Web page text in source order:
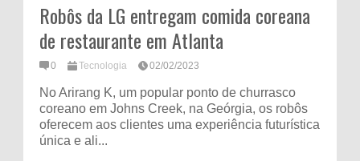
Robôs da LG entregam comida coreana
de restaurante em Atlanta
0 Tecnologia 02/02/2023
No Arirang K, um popular ponto de churrasco
coreano em Johns Creek, na Geórgia, os robôs
oferecem aos clientes uma experiência futurística
única e ali...